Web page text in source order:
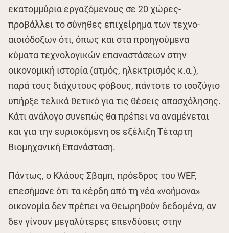
εκατομμύρια εργαζόμενους σε 20 χώρες-
προβάλλει το σύνηθες επιχείρημα των τεχνο-
αισιόδοξων ότι, όπως και στα προηγούμενα
κύματα τεχνολογικών επαναστάσεων στην
οικονομική ιστορία (ατμός, ηλεκτρισμός κ.α.),
παρά τους διάχυτους φόβους, πάντοτε το ισοζύγιο
υπήρξε τελικά θετικό για τις θέσεις απασχόλησης.
Κάτι ανάλογο συνεπώς θα πρέπει να αναμένεται
και για την ευρισκόμενη σε εξέλιξη Τέταρτη
Βιομηχανική Επανάσταση.
Πάντως, ο Κλάους Σβαμπ, πρόεδρος του WEF,
επεσήμανε ότι τα κέρδη από τη νέα «νοήμονα»
οικονομία δεν πρέπει να θεωρηθούν δεδομένα, αν
δεν γίνουν μεγαλύτερες επενδύσεις στην